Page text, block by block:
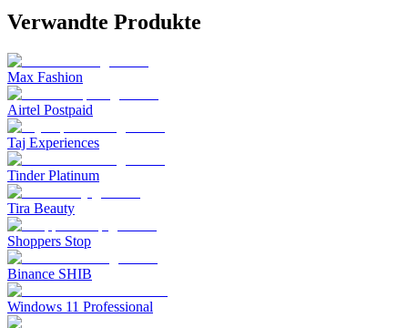
Verwandte Produkte
Max Fashion
Airtel Postpaid
Taj Experiences
Tinder Platinum
Tira Beauty
Shoppers Stop
Binance SHIB
Windows 11 Professional